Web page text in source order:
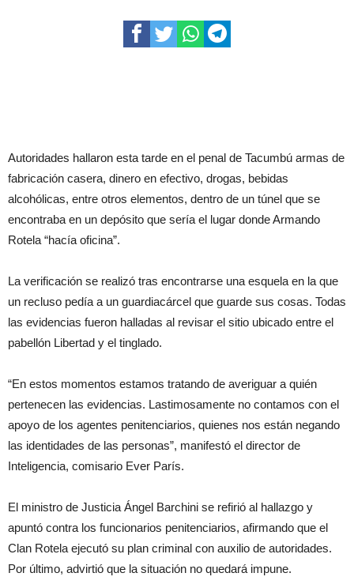
Autoridades hallaron esta tarde en el penal de Tacumbú armas de
fabricación casera, dinero en efectivo, drogas, bebidas
alcohólicas, entre otros elementos, dentro de un túnel que se
encontraba en un depósito que sería el lugar donde Armando
Rotela “hacía oficina”.
La verificación se realizó tras encontrarse una esquela en la que
un recluso pedía a un guardiacárcel que guarde sus cosas. Todas
las evidencias fueron halladas al revisar el sitio ubicado entre el
pabellón Libertad y el tinglado.
“En estos momentos estamos tratando de averiguar a quién
pertenecen las evidencias. Lastimosamente no contamos con el
apoyo de los agentes penitenciarios, quienes nos están negando
las identidades de las personas”, manifestó el director de
Inteligencia, comisario Ever París.
El ministro de Justicia Ángel Barchini se refirió al hallazgo y
apuntó contra los funcionarios penitenciarios, afirmando que el
Clan Rotela ejecutó su plan criminal con auxilio de autoridades.
Por último, advirtió que la situación no quedará impune.